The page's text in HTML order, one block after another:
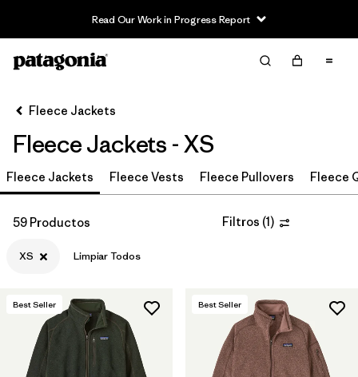
Read Our Work in Progress Report
Filter & Sort Limpiar Todos
Ordenar Por
Filtrar por
Category
Filtrar por
Price
Filtrar por
Size
Filtrar por
Fit
Filtrar por
Color
Fleece Jackets
Fleece Jackets - XS
Fleece Jackets Fleece Vests Fleece Pullovers Fleece
59 Productos Filtros (1)
XS Limpiar Todos
Best Seller Best Seller